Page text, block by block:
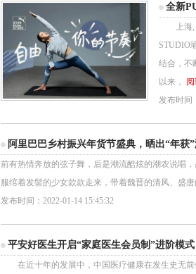
全新
上海,
STUDIO
结合，不
以来， 阅
发布时间
阿里巴巴乡村振兴年货节盛典，晒出“年获
前有热情奔放的弦子舞，后是潮流酷炫的潮农说唱
服绾着发髻的少女款款走来，带着魏晋的清风、盛
发布时间：2022-01-14 15:45:32
平安好医生开启“家庭医生会员制”进阶模
在近十年的发展中，中国医疗健康在发生史无前